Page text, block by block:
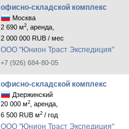
офисно-складской комплекс
Москва
2 690 м2
, аренда,
2 000 000 RUB / мес
ООО "Юнион Траст Экспедиция"
+7 (926) 684-80-05
офисно-складской комплекс
Дзержинский
20 000 м2
, аренда,
6 500 RUB м2 / год
ООО "Юнион Траст Экспедиция"